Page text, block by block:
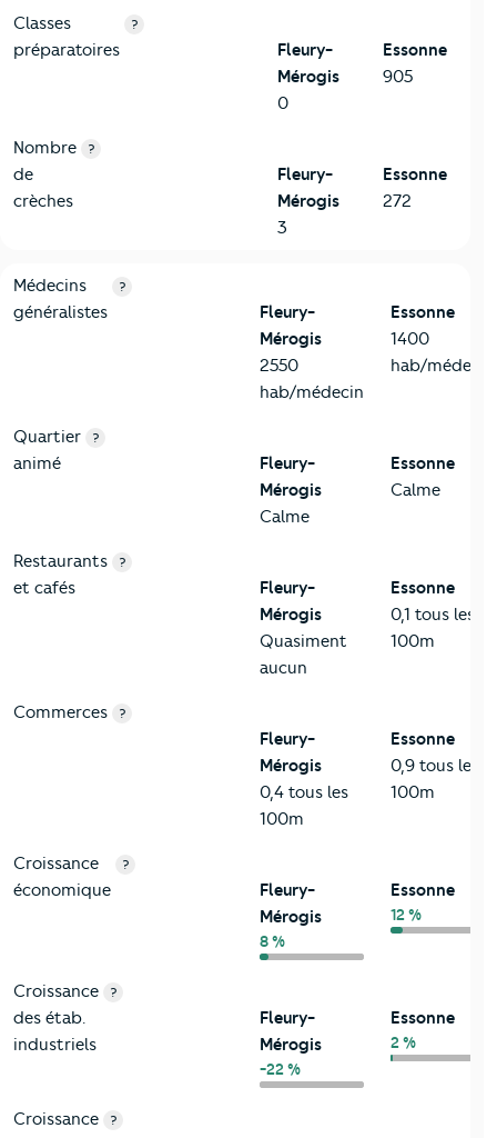
Classes
préparatoires
?
Fleury-
Mérogis
0
Essonne
905
Nombre
de
crèches
?
Fleury-
Mérogis
3
Essonne
272
5-Commerces
Critères Fleury-Mérogis
Médecins
généralistes
?
Fleury-
Mérogis
2550
hab/médecin
Essonne
1400
hab/médecin
Quartier
animé
?
Fleury-
Mérogis
Calme
Essonne
Calme
Restaurants
et cafés
?
Fleury-
Mérogis
Quasiment
aucun
Essonne
0,1 tous les
100m
Commerces ?
Fleury-
Mérogis
0,4 tous les
100m
Essonne
0,9 tous les
100m
Croissance
économique
?
Fleury-
Mérogis
8 %
Essonne
12 %
Croissance
des étab.
industriels
?
Fleury-
Mérogis
-22 %
Essonne
2 %
Croissance
?